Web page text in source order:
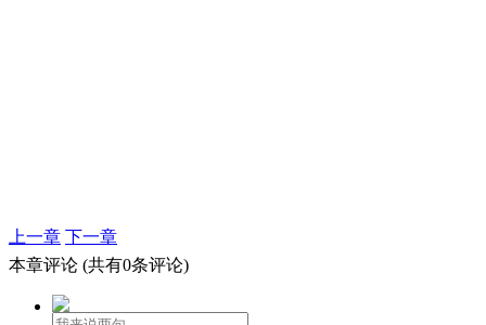
上一章 下一章
本章评论 (共有0条评论)